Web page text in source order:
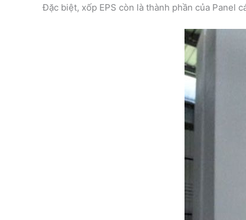
Đặc biệt, xốp EPS còn là thành phần của Panel